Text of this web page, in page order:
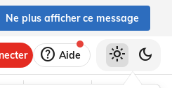
Ne plus afficher ce message
help Aide light_mode dark_mode